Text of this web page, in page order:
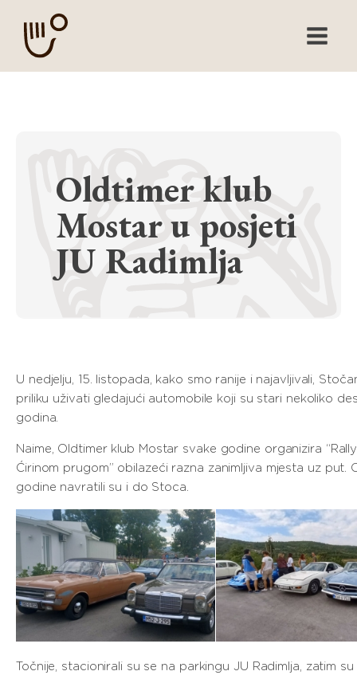
Oldtimer klub
Mostar u posjeti
JU Radimlja
U nedjelju, 15. listopada, kako smo ranije i najavljivali,
priliku uživati gledajući automobile koji su stari nekoliko
godina.
Naime, Oldtimer klub Mostar svake godine organizira
Ćirinom prugom” obilazeći razna zanimljiva mjesta uz put.
godine navratili su i do Stoca.
Točnije, stacionirali su se na parkingu JU Radimlja, zatim